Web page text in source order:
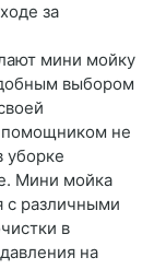
за
мини мойку
выбором
помощником не
уборке
Мини мойка
с различными
в
на